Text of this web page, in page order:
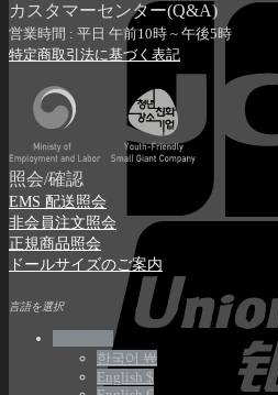
カスタマーセンター(Q&A)
営業時間 : 平日 午前10時 ~ 午後5時
特定商取引法に基づく表記
照会/確認
EMS 配送照会
非会員注文照会
正規商品照会
ドールサイズのご案内
言語を選択
한국어 ￦
English $